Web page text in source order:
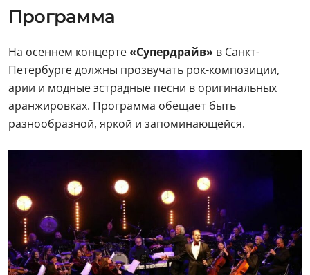
Программа
На осеннем концерте«Супердрайв» в Санкт-
Петербурге должны прозвучать рок-композиции,
арии и модные эстрадные песни в оригинальных
аранжировках. Программа обещает быть
разнообразной, яркой и запоминающейся.